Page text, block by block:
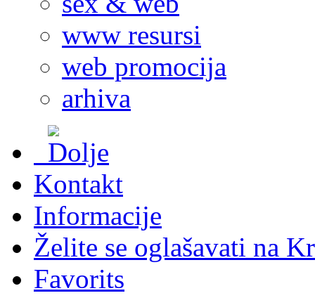
www resursi
web promocija
arhiva
Kontakt
Informacije
Želite se oglašavati na
Favorits